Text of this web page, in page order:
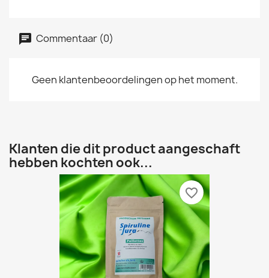
Commentaar (0)
Geen klantenbeoordelingen op het moment.
Klanten die dit product aangeschaft
hebben kochten ook...
favorite_border